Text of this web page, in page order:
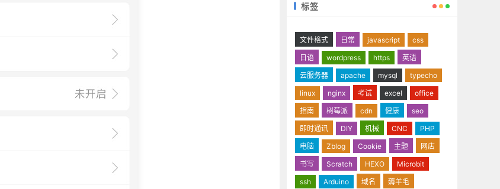
标签
文件格式 日常 javascript
css
日语
wordpress https
英语
云服务器
apache mysql
typecho
linux
nginx 考试 excel
office
指南
树莓派 cdn 健康
seo
即时通讯
DIY 机械 CNC
PHP
电脑
Zblog Cookie 主题
网店
书写
Scratch HEXO
Microbit
ssh
Arduino 域名
薅羊毛